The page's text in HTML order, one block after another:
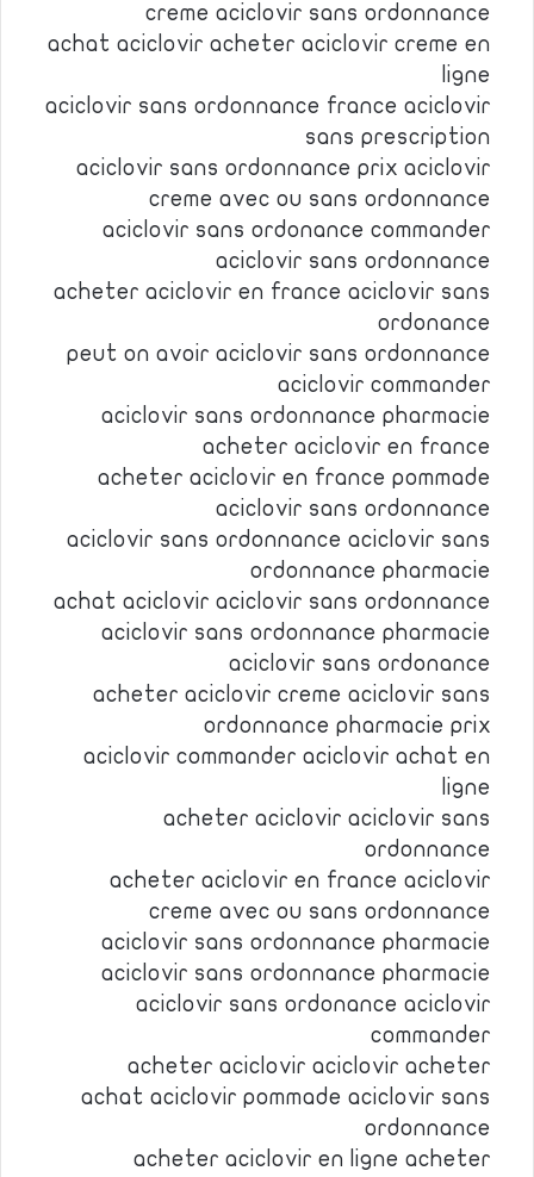
creme aciclovir sans ordonnance
achat aciclovir acheter aciclovir creme en
ligne
aciclovir sans ordonnance france aciclovir
sans prescription
aciclovir sans ordonnance prix aciclovir
creme avec ou sans ordonnance
aciclovir sans ordonance commander
aciclovir sans ordonnance
acheter aciclovir en france aciclovir sans
ordonance
peut on avoir aciclovir sans ordonnance
aciclovir commander
aciclovir sans ordonnance pharmacie
acheter aciclovir en france
acheter aciclovir en france pommade
aciclovir sans ordonnance
aciclovir sans ordonnance aciclovir sans
ordonnance pharmacie
achat aciclovir aciclovir sans ordonnance
aciclovir sans ordonnance pharmacie
aciclovir sans ordonance
acheter aciclovir creme aciclovir sans
ordonnance pharmacie prix
aciclovir commander aciclovir achat en
ligne
acheter aciclovir aciclovir sans
ordonnance
acheter aciclovir en france aciclovir
creme avec ou sans ordonnance
aciclovir sans ordonnance pharmacie
aciclovir sans ordonnance pharmacie
aciclovir sans ordonance aciclovir
commander
acheter aciclovir aciclovir acheter
achat aciclovir pommade aciclovir sans
ordonnance
acheter aciclovir en ligne acheter